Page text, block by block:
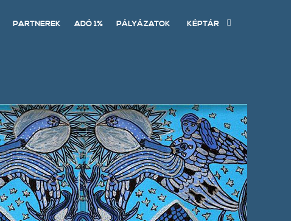
PARTNEREK ADÓ 1% PÁLYÁZATOK KÉPTÁR